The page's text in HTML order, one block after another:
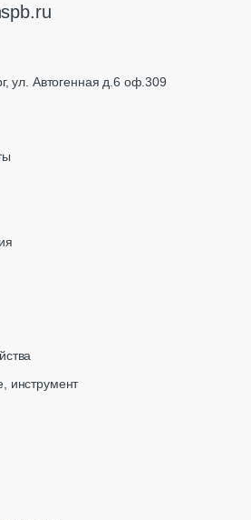
ул. Автогенная д.6 оф.309
инструмент